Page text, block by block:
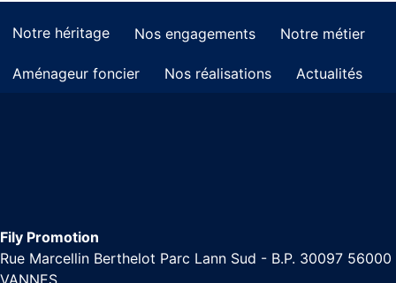
Notre héritage Nos engagements Notre métier
Aménageur foncier Nos réalisations Actualités
Fily Promotion
Rue Marcellin Berthelot Parc Lann Sud - B.P. 30097 56000
VANNES